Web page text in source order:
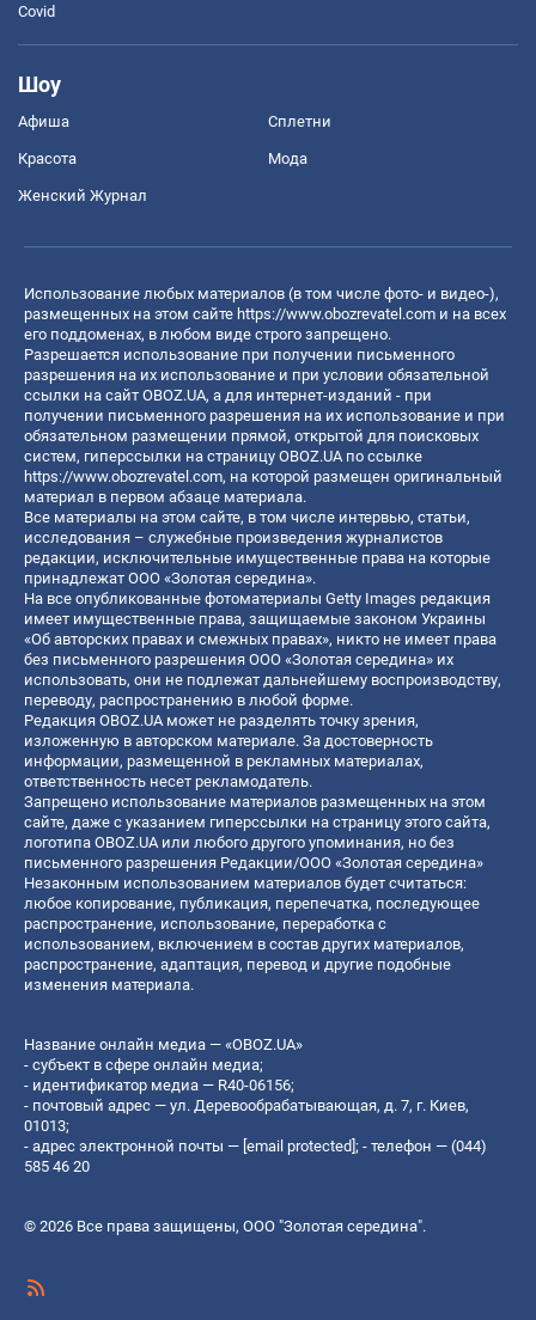
Covid
Шоу
Афиша Сплетни
Красота Мода
Женский Журнал
Использование любых материалов (в том числе фото- и видео-),
размещенных на этом сайте https://www.obozrevatel.com и на всех
его поддоменах, в любом виде строго запрещено.
Разрешается использование при получении письменного
разрешения на их использование и при условии обязательной
ссылки на сайт OBOZ.UA, а для интернет-изданий - при
получении письменного разрешения на их использование и при
обязательном размещении прямой, открытой для поисковых
систем, гиперссылки на страницу OBOZ.UA по ссылке
https://www.obozrevatel.com, на которой размещен оригинальный
материал в первом абзаце материала.
Все материалы на этом сайте, в том числе интервью, статьи,
исследования – служебные произведения журналистов
редакции, исключительные имущественные права на которые
принадлежат ООО «Золотая середина».
На все опубликованные фотоматериалы Getty Images редакция
имеет имущественные права, защищаемые законом Украины
«Об авторских правах и смежных правах», никто не имеет права
без письменного разрешения ООО «Золотая середина» их
использовать, они не подлежат дальнейшему воспроизводству,
переводу, распространению в любой форме.
Редакция OBOZ.UA может не разделять точку зрения,
изложенную в авторском материале. За достоверность
информации, размещенной в рекламных материалах,
ответственность несет рекламодатель.
Запрещено использование материалов размещенных на этом
сайте, даже с указанием гиперссылки на страницу этого сайта,
логотипа OBOZ.UA или любого другого упоминания, но без
письменного разрешения Редакции/ООО «Золотая середина»
Незаконным использованием материалов будет считаться:
любое копирование, публикация, перепечатка, последующее
распространение, использование, переработка с
использованием, включением в состав других материалов,
распространение, адаптация, перевод и другие подобные
изменения материала.
Название онлайн медиа — «OBOZ.UA»
- субъект в сфере онлайн медиа;
- идентификатор медиа — R40-06156;
- почтовый адрес — ул. Деревообрабатывающая, д. 7, г. Киев,
01013;
- адрес электронной почты — [email protected]; - телефон — (044)
585 46 20
© 2026 Все права защищены, ООО "Золотая середина".